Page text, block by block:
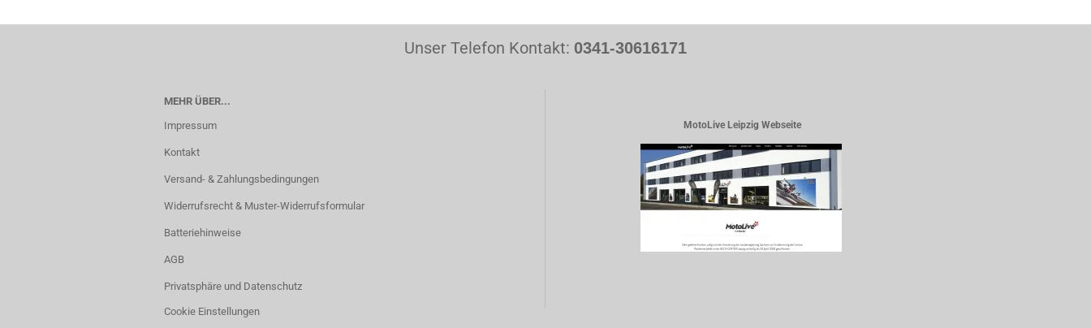
Unser Telefon Kontakt: 0341-30616171
MEHR ÜBER...
Impressum
Kontakt
Versand- & Zahlungsbedingungen
Widerrufsrecht & Muster-Widerrufsformular
Batteriehinweise
AGB
Privatsphäre und Datenschutz
Cookie Einstellungen
MotoLive Leipzig Webseite